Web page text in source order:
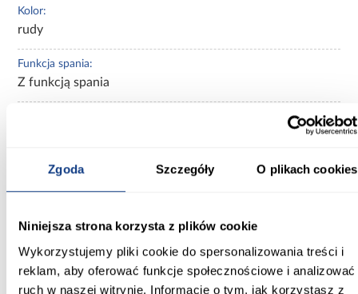
Zgoda Szczegóły O plikach cookies
Niniejsza strona korzysta z plików cookie
Wykorzystujemy pliki cookie do spersonalizowania treści i
reklam, aby oferować funkcje społecznościowe i analizować
ruch w naszej witrynie. Informacje o tym, jak korzystasz z
Kolor:
rudy
Funkcja spania:
Z funkcją spania
Ilość pojemników:
Sposób rozkładania:
Automat ułatwiający rozkładanie: